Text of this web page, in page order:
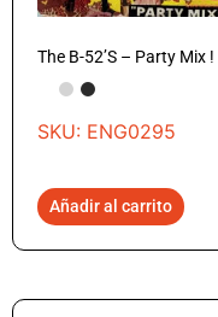
The B-52’S – Party Mix !
SKU: ENG0295
Añadir al carrito